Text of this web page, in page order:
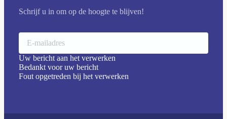
Schrijf u in om op de hoogte te blijven!
Uw bericht aan het verwerken
Bedankt voor uw bericht
Fout opgetreden bij het verwerken